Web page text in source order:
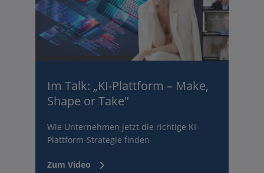
Im Talk: „KI-Plattform – Make,
Shape or Take"
Wie Unternehmen jetzt die richtige KI-
Plattform-Strategie finden
Zum Video